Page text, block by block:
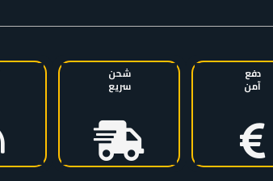
دفع
آمن
شحن
سريع